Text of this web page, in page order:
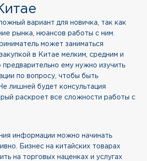
вариант для новичка, так как
рынка, нюансов работы с ним.
может заниматься
в Китае мелким, средним и
предварительно ему нужно изучить
по вопросу, чтобы быть
лишней будет консультация
раскроет все сложности работы с
информации можно начинать
Бизнес на китайских товарах
на торговых наценках и услугах